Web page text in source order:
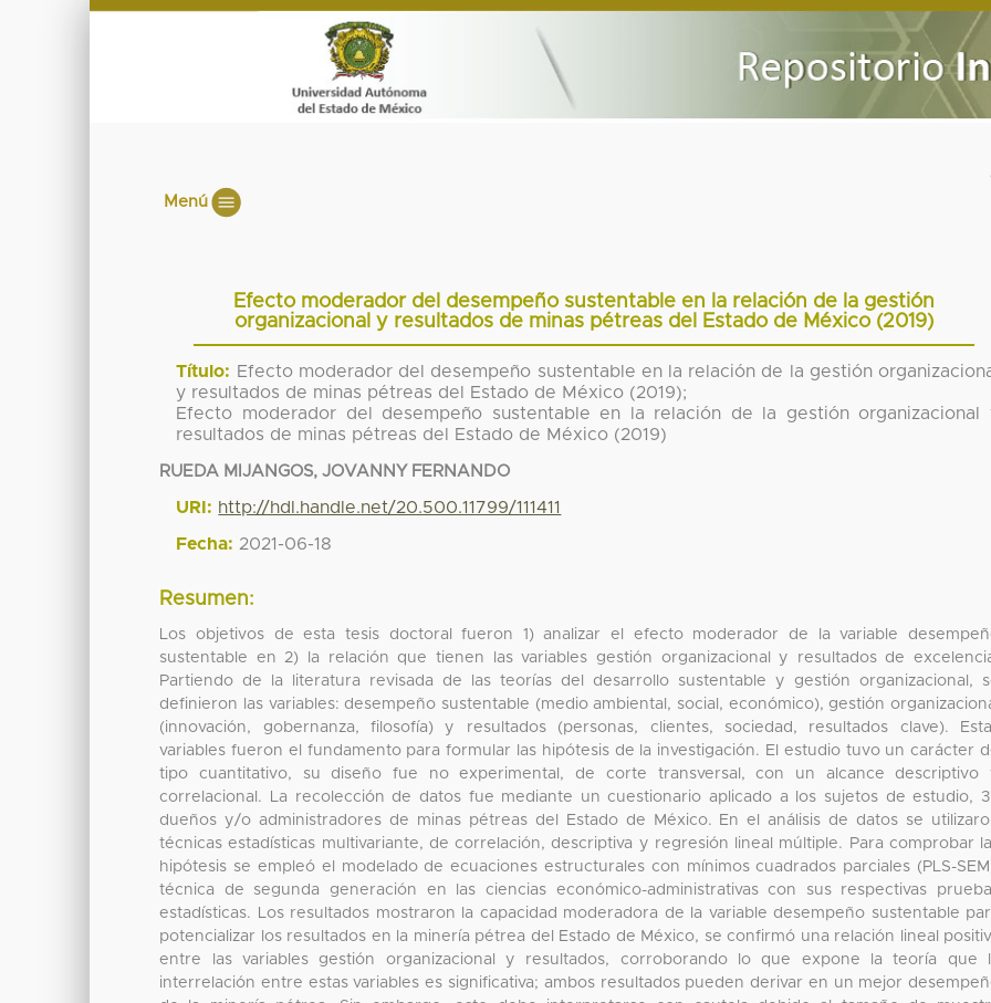
Menú
Efecto moderador del desempeño sustentable en la relación de la gestión
organizacional y resultados de minas pétreas del Estado de México (2019)
Título: Efecto moderador del desempeño sustentable en la relación de la gestión
y resultados de minas pétreas del Estado de México (2019);
Efecto moderador del desempeño sustentable en la relación de la gestión organizacional
resultados de minas pétreas del Estado de México (2019)
RUEDA MIJANGOS, JOVANNY FERNANDO
URI: http://hdl.handle.net/20.500.11799/111411
Fecha: 2021-06-18
Resumen:
Los objetivos de esta tesis doctoral fueron 1) analizar el efecto moderador de la variable
sustentable en 2) la relación que tienen las variables gestión organizacional y resultados de
Partiendo de la literatura revisada de las teorías del desarrollo sustentable y gestión organizacional,
definieron las variables: desempeño sustentable (medio ambiental, social, económico), gestión
(innovación, gobernanza, filosofía) y resultados (personas, clientes, sociedad, resultados clave).
variables fueron el fundamento para formular las hipótesis de la investigación. El estudio tuvo un carácter
tipo cuantitativo, su diseño fue no experimental, de corte transversal, con un alcance descriptivo
correlacional. La recolección de datos fue mediante un cuestionario aplicado a los sujetos de estudio,
dueños y/o administradores de minas pétreas del Estado de México. En el análisis de datos se
técnicas estadísticas multivariante, de correlación, descriptiva y regresión lineal múltiple. Para comprobar
hipótesis se empleó el modelado de ecuaciones estructurales con mínimos cuadrados parciales (PLS-
técnica de segunda generación en las ciencias económico-administrativas con sus respectivas
estadísticas. Los resultados mostraron la capacidad moderadora de la variable desempeño sustentable
potencializar los resultados en la minería pétrea del Estado de México, se confirmó una relación lineal
entre las variables gestión organizacional y resultados, corroborando lo que expone la teoría que
interrelación entre estas variables es significativa; ambos resultados pueden derivar en un mejor